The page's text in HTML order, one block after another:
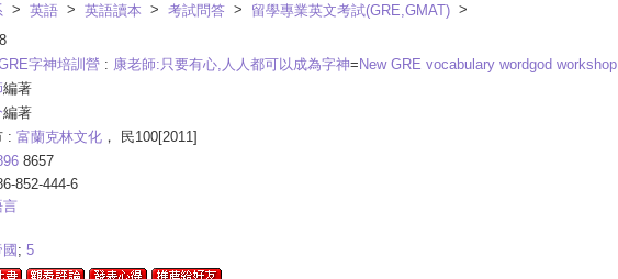
> 英語 > 英語讀本 > 考試問答 > 留學專業英文考試(GRE,GMAT) >
字神培訓營 : 康老師:只要有心,人人都可以成為字神= New GRE vocabulary wordgod workshop
編著
編著
: 富蘭克林文化 ， 民100[2011]
8657
852-444-6
言
; 5